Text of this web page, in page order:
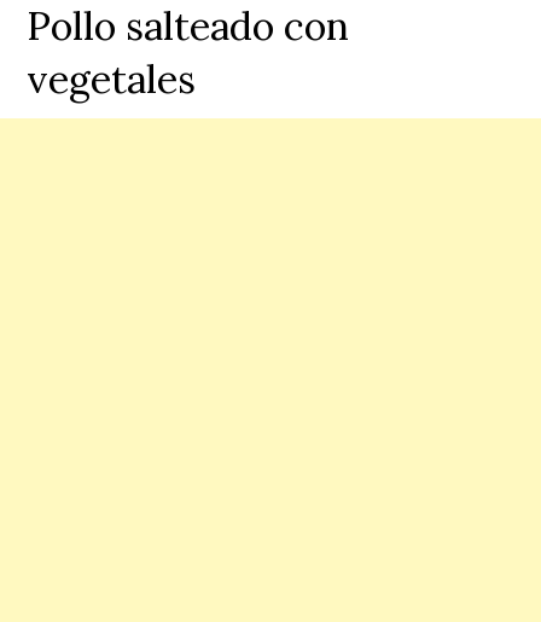
Pollo salteado con
vegetales